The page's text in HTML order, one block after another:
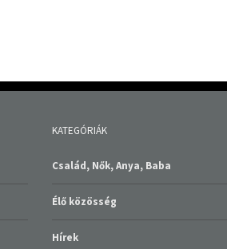
KATEGÓRIÁK
Család, Nők, Anya, Baba
Élő közösség
Hírek